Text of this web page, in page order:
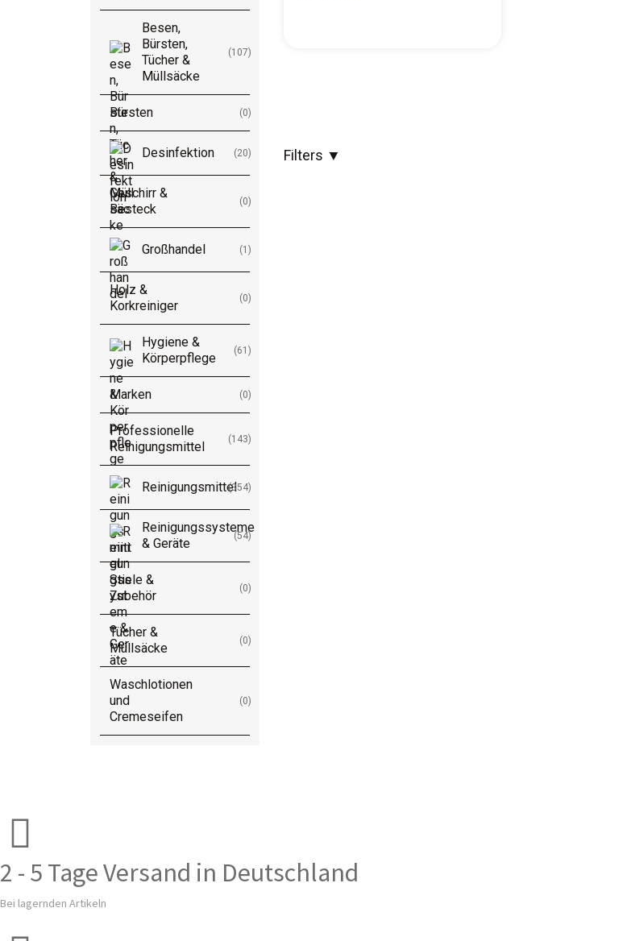
Geschirr & Besteck
Großhandel
Holz & Korkreiniger
Hygiene & Körperpflege
Professionelle
Reinigungsmittel
Reinigungsmittel
Reinigungssysteme & Geräte
Stiele & Zubehör
Tücher & Müllsäcke
Waschlotionen und
Cremeseifen
Besen,
Bürsten,
Tücher &
Müllsäcke
(107)
Bürsten (0)
Desinfektion (20)
Geschirr &
Besteck
(0)
Großhandel (1)
Holz &
Korkreiniger
(0)
Hygiene &
Körperpflege
(61)
Marken (0)
Professionelle
Reinigungsmittel
(143)
Reinigungsmittel(354)
Reinigungssysteme
& Geräte
(54)
Stiele &
Zubehör
(0)
Tücher &
Müllsäcke
(0)
Waschlotionen
und
Cremeseifen
(0)
Filters ▼
2 - 5 Tage Versand in Deutschland
Bei lagernden Artikeln